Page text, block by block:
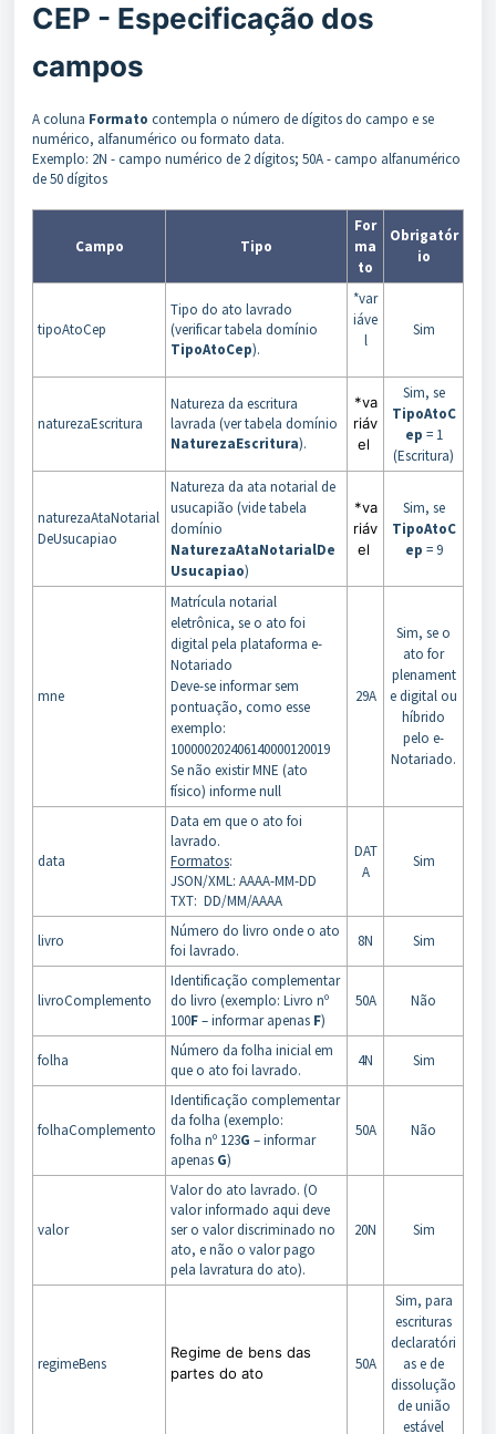
CEP - Especificação dos
campos
A coluna Formato contempla o número de dígitos do campo e se
numérico, alfanumérico ou formato data.
Exemplo: 2N - campo numérico de 2 dígitos; 50A - campo alfanumérico
de 50 dígitos
Campo Tipo
For
ma
to
Obrigatór
io
tipoAtoCep
Tipo do ato lavrado
(verificar tabela domínio
TipoAtoCep).
*var
iáve
l
Sim
naturezaEscritura
Natureza da escritura
lavrada (ver tabela domínio
NaturezaEscritura).
*va
riáv
el
Sim, se
TipoAtoC
ep = 1
(Escritura)
naturezaAtaNotarial
DeUsucapiao
Natureza da ata notarial de
usucapião (vide tabela
domínio
NaturezaAtaNotarialDe
Usucapiao)
*va
riáv
el
Sim, se
TipoAtoC
ep = 9
mne
Matrícula notarial
eletrônica, se o ato foi
digital pela plataforma e-
Notariado
Deve-se informar sem
pontuação, como esse
exemplo:
100000202406140000120019
Se não existir MNE (ato
físico) informe null
29A
Sim, se o
ato for
plenament
e digital ou
híbrido
pelo e-
Notariado.
data
Data em que o ato foi
lavrado.
Formatos:
JSON/XML: AAAA-MM-DD
TXT: DD/MM/AAAA
DAT
A
Sim
livro
Número do livro onde o ato
foi lavrado.
8N Sim
livroComplemento
Identificação complementar
do livro (exemplo: Livro nº
100F– informar apenas F)
50A Não
folha
Número da folha inicial em
que o ato foi lavrado.
4N Sim
folhaComplemento
Identificação complementar
da folha (exemplo:
folha nº 123G – informar
apenas G)
50A Não
valor
Valor do ato lavrado. (O
valor informado aqui deve
ser o valor discriminado no
ato, e não o valor pago
pela lavratura do ato).
20N Sim
regimeBens
Regime de bens das
partes do ato
50A
Sim, para
escrituras
declaratóri
as e de
dissolução
de união
estável